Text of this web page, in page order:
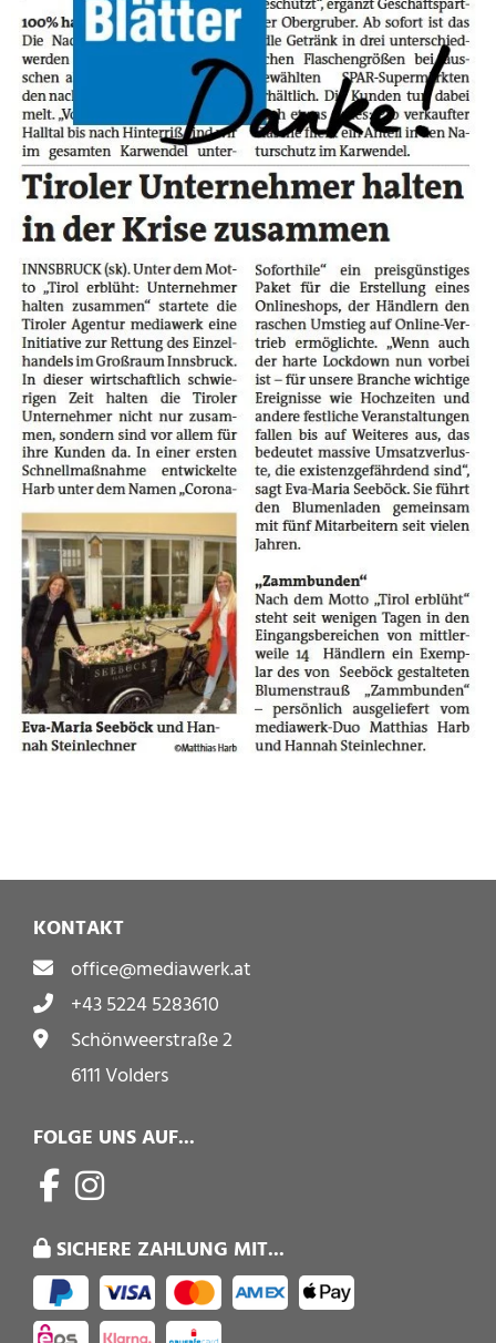
KONTAKT
office@mediawerk.at
+43 5224 5283610
Schönweerstraße 2
6111 Volders
FOLGE UNS AUF...
SICHERE ZAHLUNG MIT...